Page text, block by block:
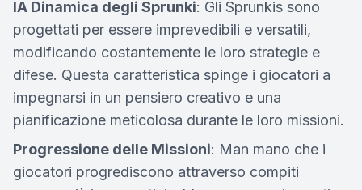
IA Dinamica degli Sprunki: Gli Sprunkis sono
progettati per essere imprevedibili e versatili,
modificando costantemente le loro strategie e
difese. Questa caratteristica spinge i giocatori a
impegnarsi in un pensiero creativo e una
pianificazione meticolosa durante le loro missioni.
Progressione delle Missioni: Man mano che i
giocatori progrediscono attraverso compiti